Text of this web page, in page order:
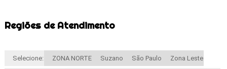
Regiões de Atendimento
Selecione: ZONA NORTE Suzano São Paulo Zona Leste